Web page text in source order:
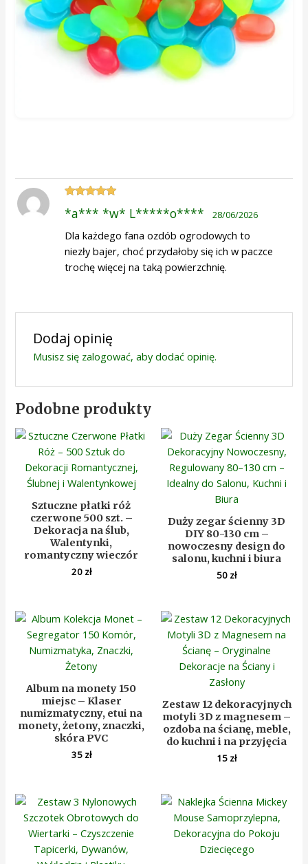
na 5
*a*** *w* L*****o**** 28/06/2026
Dla każdego fana ozdób ogrodowych to
niezły bajer, choć przydałoby się ich w paczce
trochę więcej na taką powierzchnię.
Dodaj opinię
Musisz się zalogować, aby dodać opinię.
Podobne produkty
Sztuczne płatki róż
czerwone 500 szt. –
Dekoracja na ślub,
Walentynki,
romantyczny wieczór
20 zł
Duży zegar ścienny 3D
DIY 80-130 cm –
nowoczesny design do
salonu, kuchni i biura
50 zł
Album na monety 150
miejsc – Klaser
numizmatyczny, etui na
monety, żetony, znaczki,
skóra PVC
35 zł
Zestaw 12 dekoracyjnych
motyli 3D z magnesem –
ozdoba na ścianę, meble,
do kuchni i na przyjęcia
15 zł